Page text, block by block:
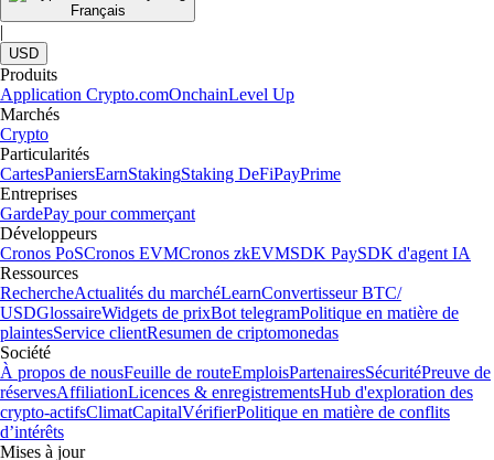
Français
|
USD
Produits
Application Crypto.comOnchainLevel Up
Marchés
Crypto
Particularités
CartesPaniersEarnStakingStaking DeFiPayPrime
Entreprises
GardePay pour commerçant
Développeurs
Cronos PoSCronos EVMCronos zkEVMSDK PaySDK d'agent IA
Ressources
RechercheActualités du marchéLearnConvertisseur BTC/
USDGlossaireWidgets de prixBot telegramPolitique en matière de
plaintesService clientResumen de criptomonedas
Société
À propos de nousFeuille de routeEmploisPartenairesSécuritéPreuve de
réservesAffiliationLicences & enregistrementsHub d'exploration des
crypto-actifsClimatCapitalVérifierPolitique en matière de conflits
d’intérêts
Mises à jour